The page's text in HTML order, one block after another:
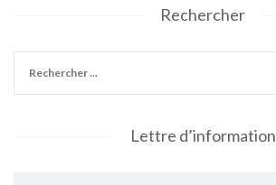
Rechercher
Lettre d’information